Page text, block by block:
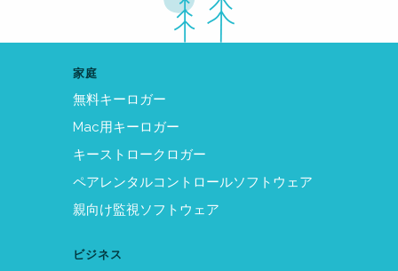
家庭
無料キーロガー
Mac用キーロガー
キーストロークロガー
ペアレンタルコントロールソフトウェア
親向け監視ソフトウェア
ビジネス